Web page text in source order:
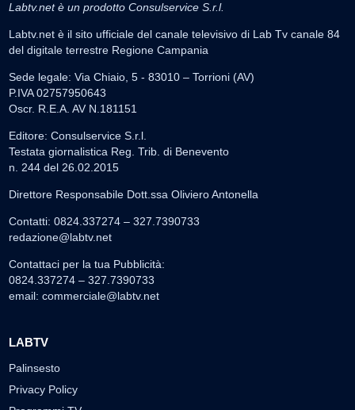
Labtv.net è un prodotto Consulservice S.r.l.
Labtv.net è il sito ufficiale del canale televisivo di Lab Tv canale 84
del digitale terrestre Regione Campania
Sede legale: Via Chiaio, 5 - 83010 – Torrioni (AV)
P.IVA 02757950643
Oscr. R.E.A. AV N.181151
Editore: Consulservice S.r.l.
Testata giornalistica Reg. Trib. di Benevento
n. 244 del 26.02.2015
Direttore Responsabile Dott.ssa Oliviero Antonella
Contatti: 0824.337274 – 327.7390733
redazione@labtv.net
Contattaci per la tua Pubblicità:
0824.337274 – 327.7390733
email: commerciale@labtv.net
LABTV
Palinsesto
Privacy Policy